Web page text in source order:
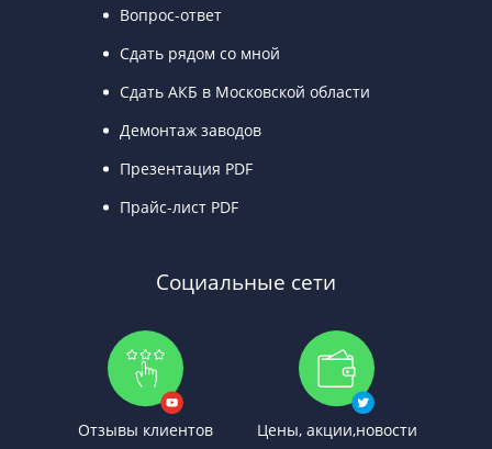
Вопрос-ответ
Сдать рядом со мной
Сдать АКБ в Московской области
Демонтаж заводов
Презентация PDF
Прайс-лист PDF
Социальные сети
Отзывы клиентов Цены, акции,новости